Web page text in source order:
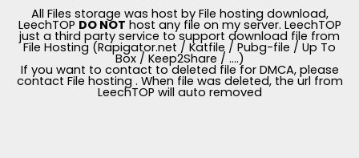
All Files storage was host by File hosting download,
LeechTOP DO NOT host any file on my server. LeechTOP
just a third party service to support download file from
File Hosting (Rapigator.net / Katfile / Pubg-file / Up To
Box / Keep2Share / ....)
If you want to contact to deleted file for DMCA, please
contact File hosting . When file was deleted, the url from
LeechTOP will auto removed